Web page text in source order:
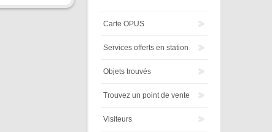
Carte OPUS
Services offerts en station
Objets trouvés
Trouvez un point de vente
Visiteurs